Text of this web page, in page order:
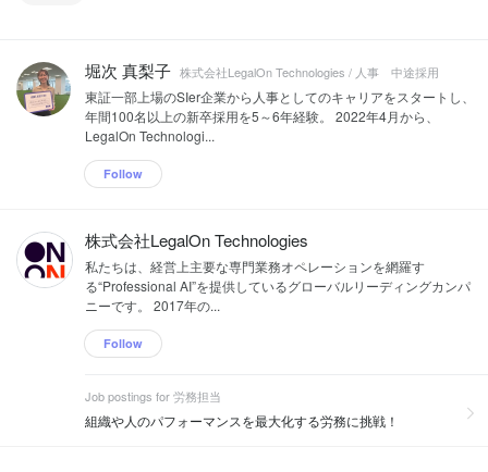
堀次 真梨子 株式会社LegalOn Technologies / 人事 中途採用
東証一部上場のSIer企業から人事としてのキャリアをスタートし、
年間100名以上の新卒採用を5～6年経験。 2022年4月から、
LegalOn Technologi...
Follow
株式会社LegalOn Technologies
私たちは、経営上主要な専門業務オペレーションを網羅す
る“Professional AI”を提供しているグローバルリーディングカンパ
ニーです。 2017年の...
Follow
Job postings for 労務担当
組織や人のパフォーマンスを最大化する労務に挑戦！